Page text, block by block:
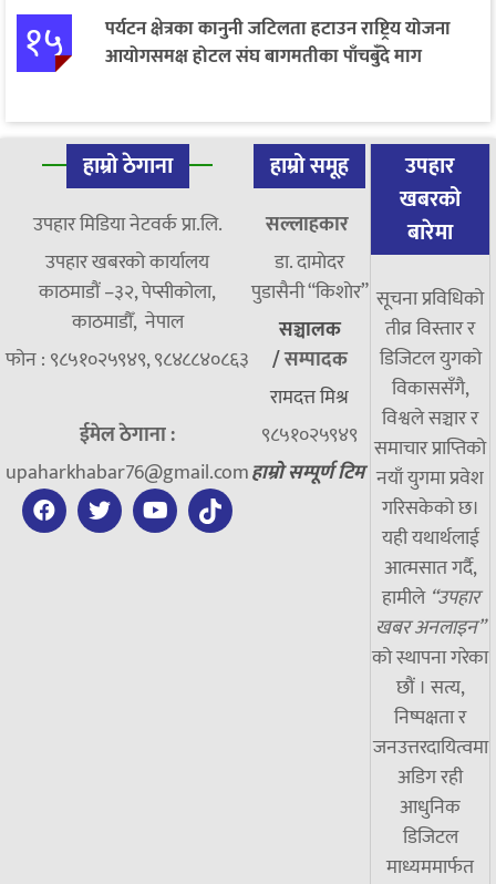
१५
पर्यटन क्षेत्रका कानुनी जटिलता हटाउन राष्ट्रिय योजना
आयोगसमक्ष होटल संघ बागमतीका पाँचबुँदे माग
हाम्रो ठेगाना
उपहार मिडिया नेटवर्क प्रा.लि.
उपहार खबरको कार्यालय
काठमाडौं –३२, पेप्सीकोला,
काठमाडौँ, नेपाल
फोन : ९८५१०२५९४९, ९८४८८४०८६३
ईमेल ठेगाना :
upaharkhabar76@gmail.com
हाम्रो समूह
सल्लाहकार
डा. दामाेदर
पुडासैनी “किशाेर”
सञ्चालक
/सम्पादक
रामदत्त मिश्र
९८५१०२५९४९
हाम्रो सम्पूर्ण टिम
उपहार
खबरको
बारेमा
सूचना प्रविधिको
तीव्र विस्तार र
डिजिटल युगको
विकाससँगै,
विश्वले सञ्चार र
समाचार प्राप्तिको
नयाँ युगमा प्रवेश
गरिसकेको छ।
यही यथार्थलाई
आत्मसात गर्दै,
हामीले “उपहार
खबर अनलाइन”
को स्थापना गरेका
छौं । सत्य,
निष्पक्षता र
जनउत्तरदायित्वमा
अडिग रही
आधुनिक
डिजिटल
माध्यममार्फत